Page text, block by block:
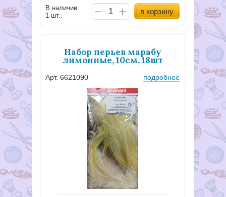
В наличии
1 шт..
в корзину
Набор перьев марабу
лимонные, 10см, 18шт
Арт. 6621090 подробнее